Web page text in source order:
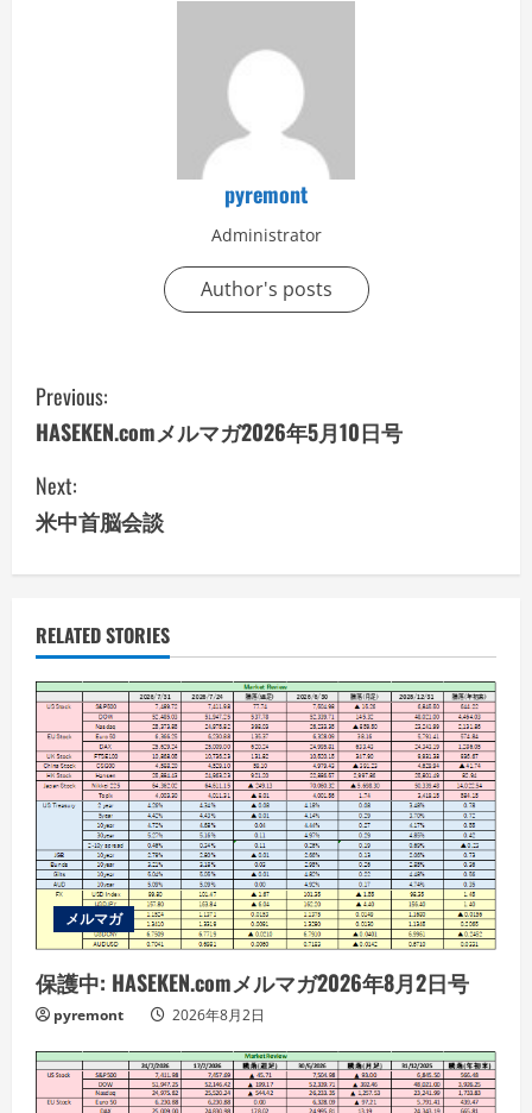
pyremont
Administrator
Author's posts
C
o
n
t
i
n
u
e
R
a
d
i
n
g
Previous:
HASEKEN.comメルマガ2026年5月10日号
Next:
米中首脳会談
RELATED STORIES
メルマガ
保護中: HASEKEN.comメルマガ2026年8月2日号
pyremont 2026年8月2日